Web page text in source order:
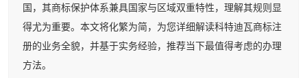
国，其商标保护体系兼具国家与区域双重特性，理解其规则显
得尤为重要。本文将化繁为简，为您详细解读科特迪瓦商标注
册的业务全貌，并基于实务经验，推荐当下最值得考虑的办理
方法。